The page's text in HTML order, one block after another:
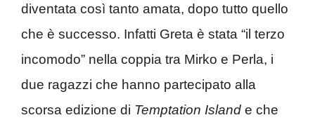
diventata così tanto amata, dopo tutto quello
che è successo. Infatti Greta è stata “il terzo
incomodo” nella coppia tra Mirko e Perla, i
due ragazzi che hanno partecipato alla
scorsa edizione di Temptation Island e che